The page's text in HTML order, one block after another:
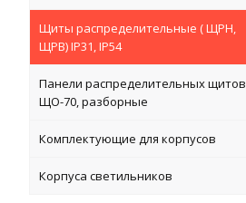
Щиты распределительные ( ЩРН,
ЩРВ) IP31, IP54
Панели распределительных щитов
ЩО-70, разборные
Комплектующие для корпусов
Корпуса светильников